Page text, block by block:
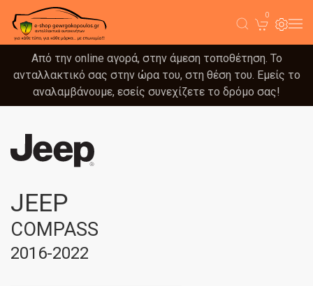
0
Από την online αγορά, στην άμεση τοποθέτηση. Το
ανταλλακτικό σας στην ώρα του, στη θέση του. Εμείς το
αναλαμβάνουμε, εσείς συνεχίζετε το δρόμο σας!
JEEP
COMPASS
2016-2022